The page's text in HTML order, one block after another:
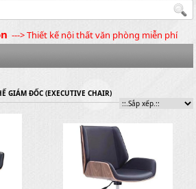
---> Thiết kế nội thất văn phòng miễn phí
GIÁM ĐỐC (EXECUTIVE CHAIR)